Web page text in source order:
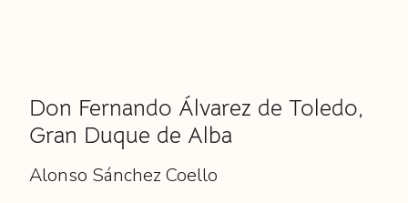
Don Fernando Álvarez de Toledo,
Gran Duque de Alba
Alonso Sánchez Coello